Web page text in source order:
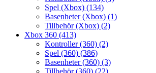
Spel (Xbox) (134)
Basenheter (Xbox) (1)
Tillbehör (Xbox) (2)
Xbox 360 (413)
Kontroller (360) (2)
Spel (360) (386)
Basenheter (360) (3)